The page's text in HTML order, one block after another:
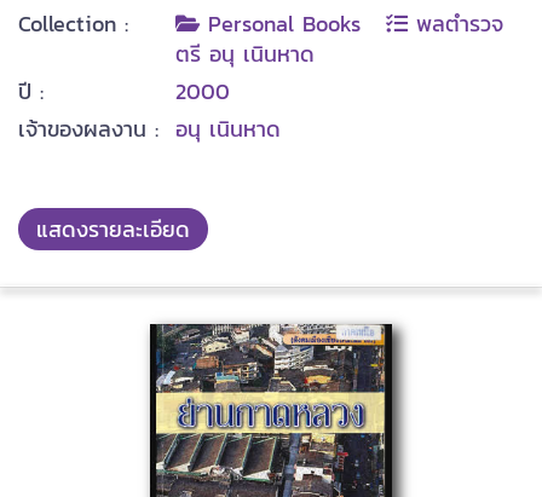
Collection : Personal Books
พลตำรวจ
ตรี อนุ เนินหาด
ปี :
2000
เจ้าของผลงาน : อนุ เนินหาด
แสดงรายละเอียด